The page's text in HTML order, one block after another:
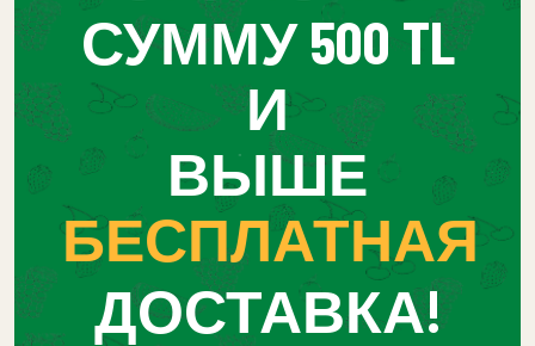
СУММУ 500 TL
И
ВЫШЕ
БЕСПЛАТНАЯ
ДОСТАВКА!